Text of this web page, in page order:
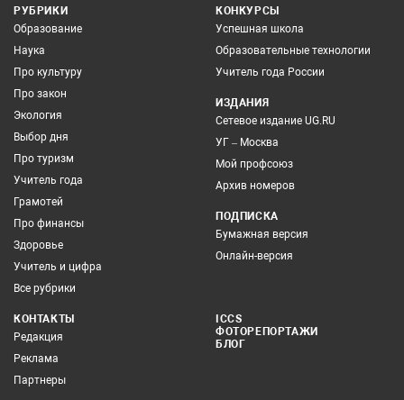
РУБРИКИ
Образование
Наука
Про культуру
Про закон
Экология
Выбор дня
Про туризм
Учитель года
Грамотей
Про финансы
Здоровье
Учитель и цифра
Все рубрики
КОНКУРСЫ
Успешная школа
Образовательные технологии
Учитель года России
ИЗДАНИЯ
Сетевое издание UG.RU
УГ – Москва
Мой профсоюз
Архив номеров
ПОДПИСКА
Бумажная версия
Онлайн-версия
КОНТАКТЫ
Редакция
Реклама
Партнеры
ICCS
ФОТОРЕПОРТАЖИ
БЛОГ